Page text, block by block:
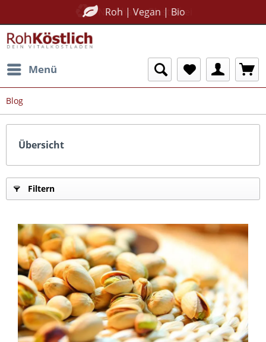
Roh | Vegan | Bio
Nachhaltig Plastikfrei
Menü
Blog
Übersicht
Filtern